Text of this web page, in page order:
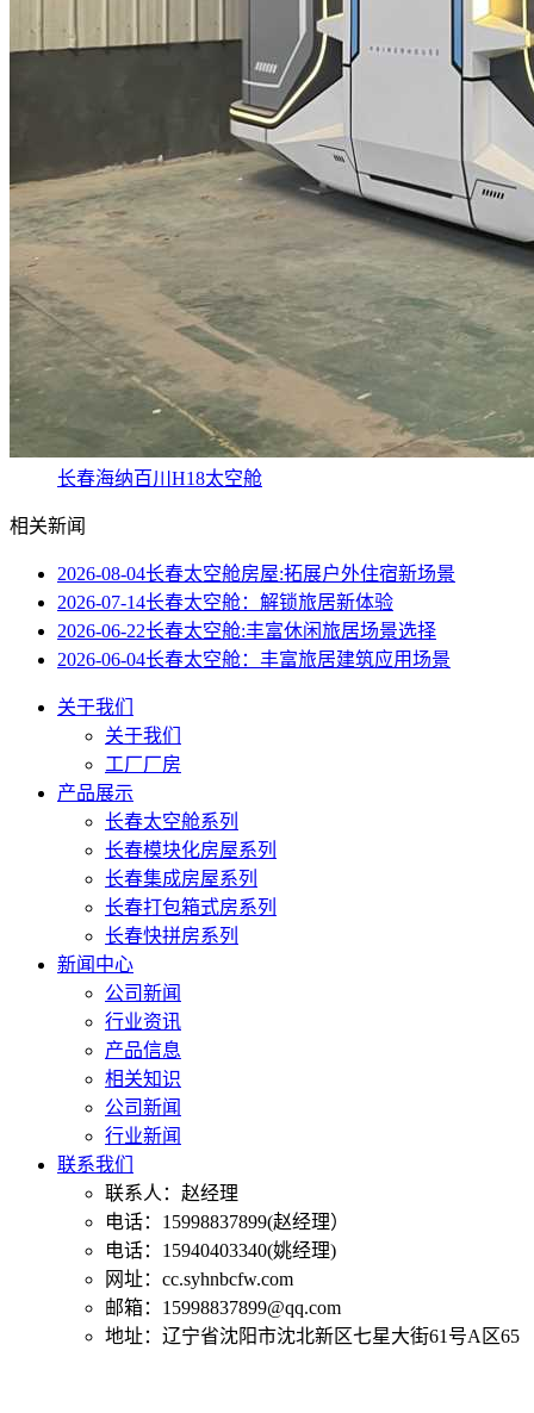
长春海纳百川H18太空舱
相关新闻
2026-08-04长春太空舱房屋:拓展户外住宿新场景
2026-07-14长春太空舱：解锁旅居新体验
2026-06-22长春太空舱:丰富休闲旅居场景选择
2026-06-04长春太空舱：丰富旅居建筑应用场景
关于我们
关于我们
工厂厂房
产品展示
长春太空舱系列
长春模块化房屋系列
长春集成房屋系列
长春打包箱式房系列
长春快拼房系列
新闻中心
公司新闻
行业资讯
产品信息
相关知识
公司新闻
行业新闻
联系我们
联系人：赵经理
电话：15998837899(赵经理）
电话：15940403340(姚经理)
网址：cc.syhnbcfw.com
邮箱：15998837899@qq.com
地址：辽宁省沈阳市沈北新区七星大街61号A区65